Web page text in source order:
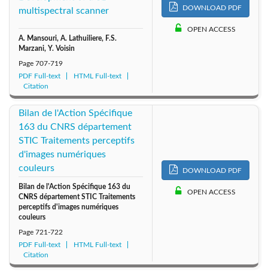
multispectral scanner
A. Mansouri, A. Lathuiliere, F.S.
Marzani, Y. Voisin
Page 707-719
PDF Full-text
HTML Full-text
Citation
DOWNLOAD PDF
OPEN ACCESS
Bilan de l'Action Spécifique
163 du CNRS département
STIC Traitements perceptifs
d'images numériques
couleurs
Bilan de l'Action Spécifique 163 du
CNRS département STIC Traitements
perceptifs d'images numériques
couleurs
Page 721-722
PDF Full-text
HTML Full-text
Citation
DOWNLOAD PDF
OPEN ACCESS